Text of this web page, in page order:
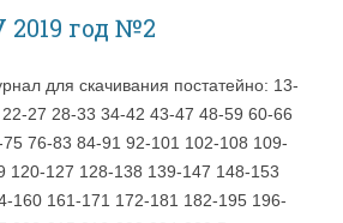
2019 год №2
для скачивания постатейно: 13-
22-27 28-33 34-42 43-47 48-59 60-66
75 76-83 84-91 92-101 102-108 109-
120-127 128-138 139-147 148-153
160 161-171 172-181 182-195 196-